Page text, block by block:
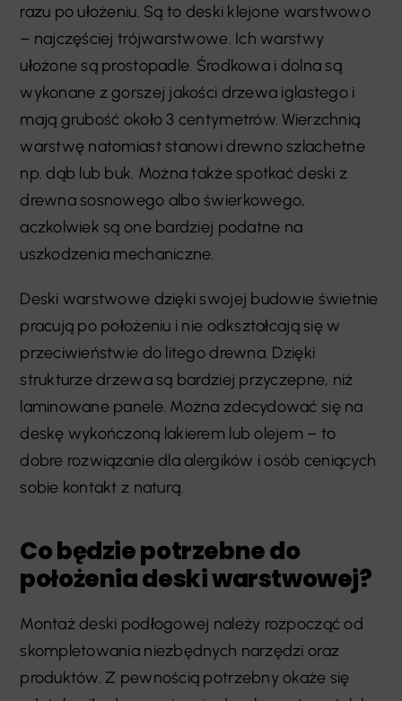
razu po ułożeniu. Są to deski klejone warstwowo
– najczęściej trójwarstwowe. Ich warstwy
ułożone są prostopadle. Środkowa i dolna są
wykonane z gorszej jakości drzewa iglastego i
mają grubość około 3 centymetrów. Wierzchnią
warstwę natomiast stanowi drewno szlachetne
np. dąb lub buk. Można także spotkać deski z
drewna sosnowego albo świerkowego,
aczkolwiek są one bardziej podatne na
uszkodzenia mechaniczne.
Deski warstwowe dzięki swojej budowie świetnie
pracują po położeniu i nie odkształcają się w
przeciwieństwie do litego drewna. Dzięki
strukturze drzewa są bardziej przyczepne, niż
laminowane panele. Można zdecydować się na
deskę wykończoną lakierem lub olejem – to
dobre rozwiązanie dla alergików i osób ceniących
sobie kontakt z naturą.
Co będzie potrzebne do
położenia deski warstwowej?
Montaż deski podłogowej należy rozpocząć od
skompletowania niezbędnych narzędzi oraz
produktów. Z pewnością potrzebny okaże się